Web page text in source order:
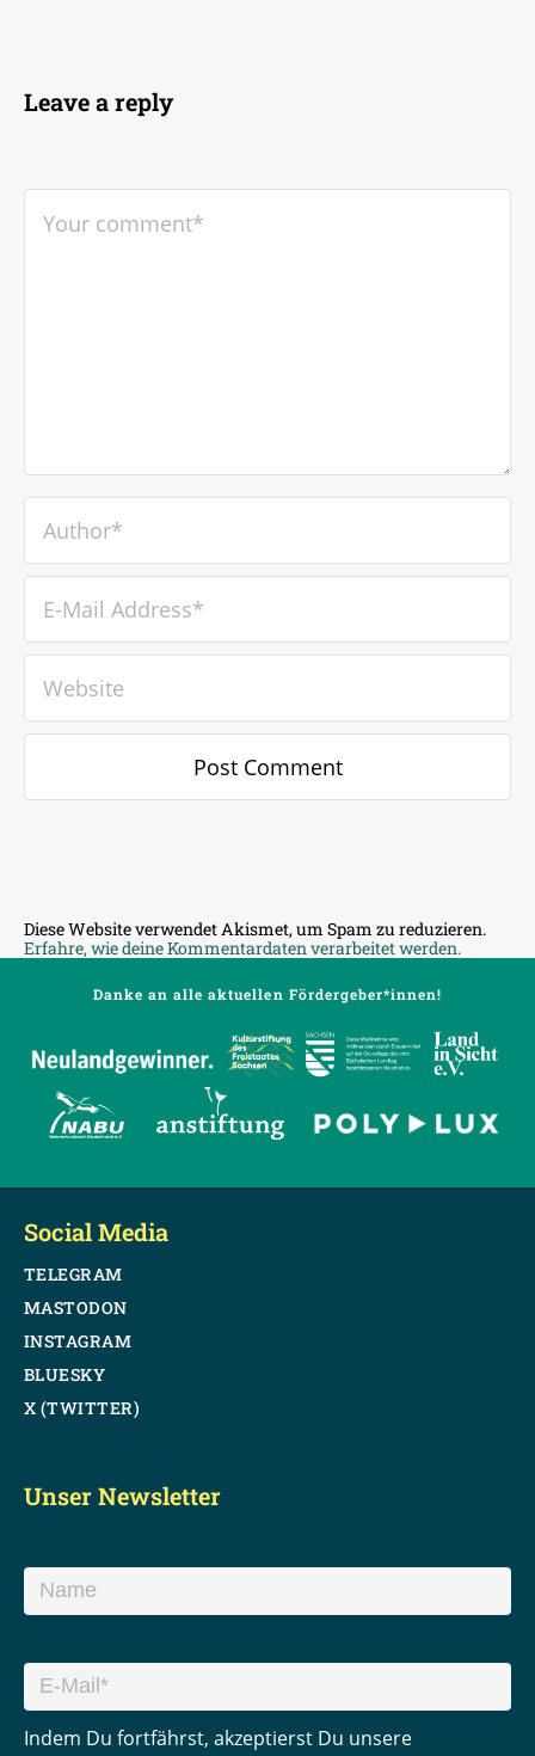
Leave a reply
Diese Website verwendet Akismet, um Spam zu reduzieren.
Erfahre, wie deine Kommentardaten verarbeitet werden.
Danke an alle aktuellen Fördergeber*innen!
Social Media
TELEGRAM
MASTODON
INSTAGRAM
BLUESKY
X (TWITTER)
Unser Newsletter
Indem Du fortfährst, akzeptierst Du unsere